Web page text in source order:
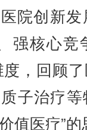
院创新发
强核心竞
，回顾
子治疗
值医疗”